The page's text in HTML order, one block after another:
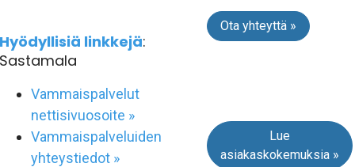
linkkejä:
Vammaispalvelut
nettisivuosoite »
Vammaispalveluiden
yhteystiedot »
Ota yhteyttä »
Lue
asiakaskokemuksia »